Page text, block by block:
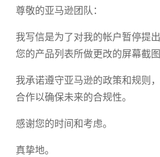
尊敬的亚马逊团队：
我写信是为了对我的帐户暂停提
您的产品列表所做更改的屏幕截
我承诺遵守亚马逊的政策和规则
合作以确保未来的合规性。
感谢您的时间和考虑。
真挚地。